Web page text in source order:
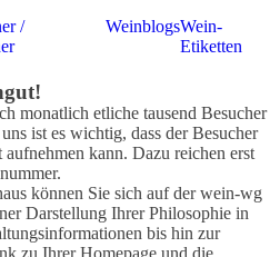
/
WeinblogsWein-
Etiketten
monatlich etliche tausend Besucher
ist es wichtig, dass der Besucher
kann. Dazu reichen erst
können Sie sich auf der wein-wg
Darstellung Ihrer Philosophie in
bis hin zur